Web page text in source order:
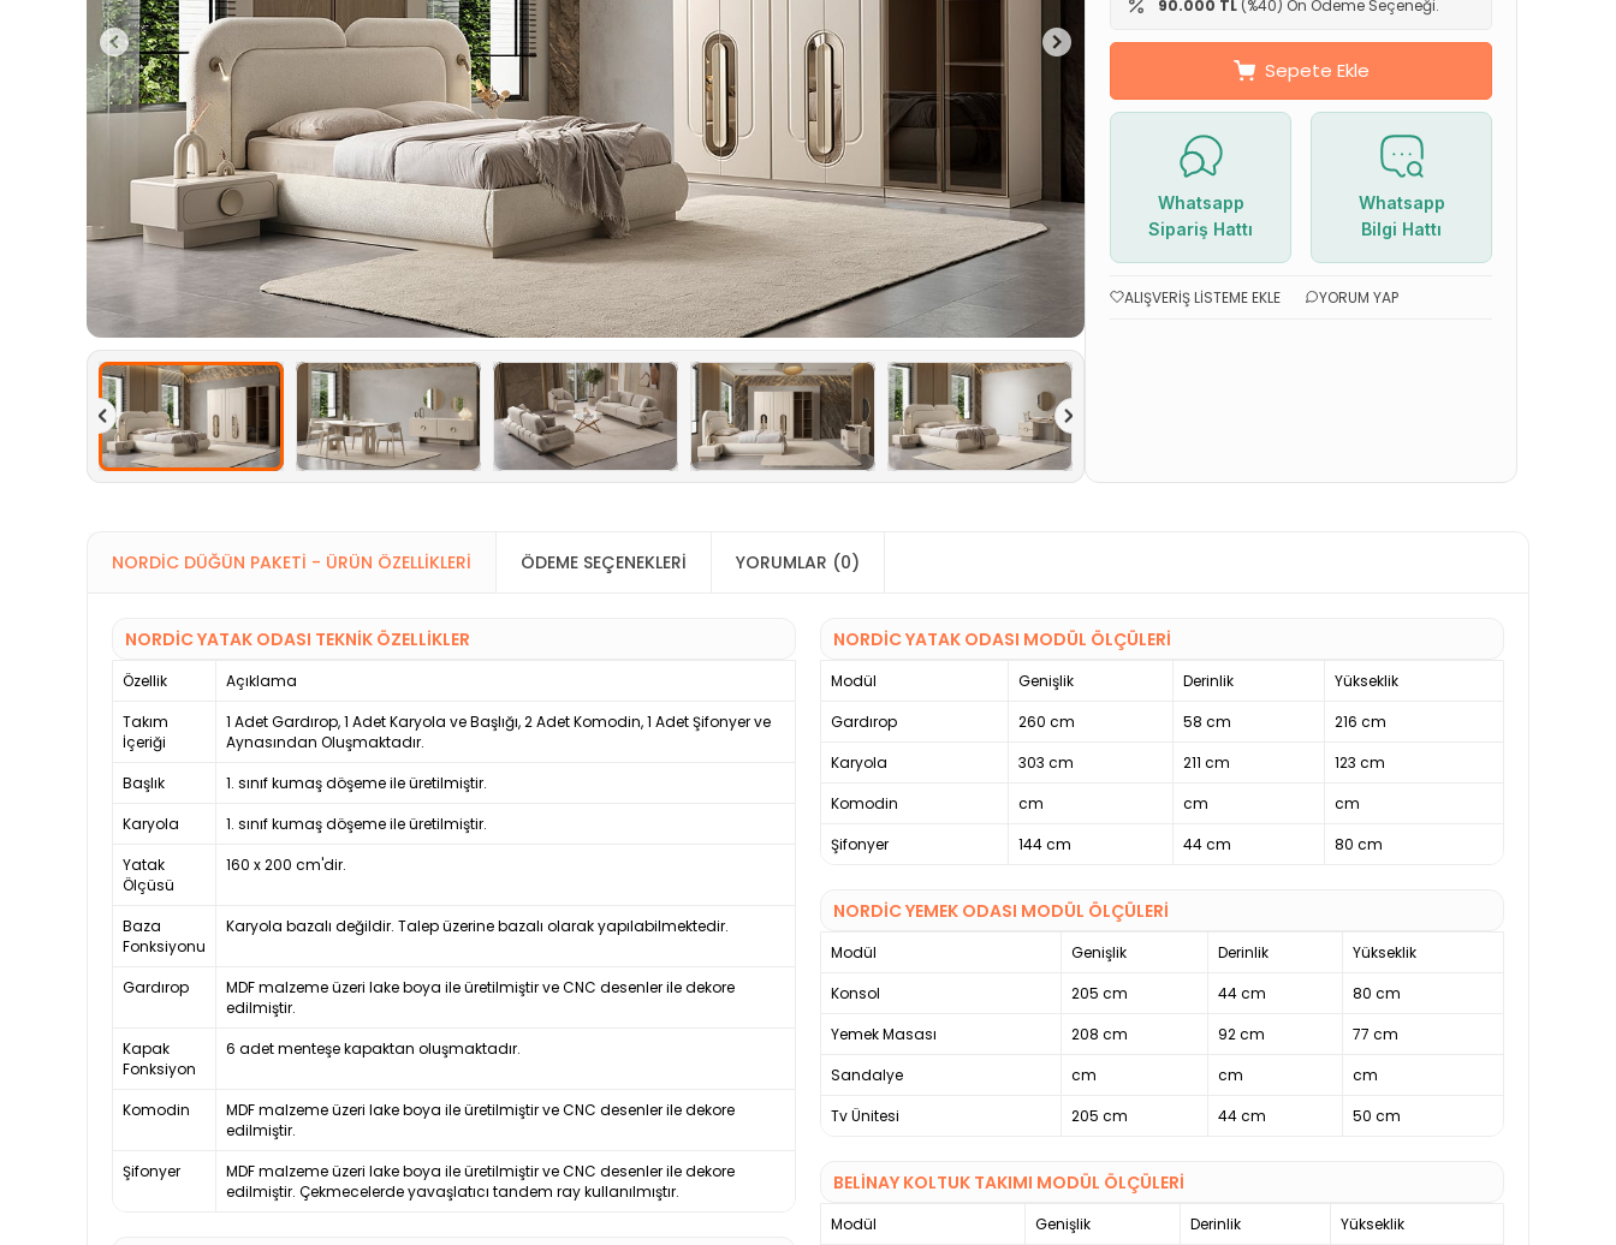
90.000 TL (%40) Ön Ödeme Seçeneği.
Sepete Ekle
Whatsapp
Sipariş Hattı
Whatsapp
Bilgi Hattı
ALIŞVERIŞ LISTEME EKLE YORUM YAP
NORDIC DÜĞÜN PAKETI - ÜRÜN ÖZELLIKLERI ÖDEME SEÇENEKLERI YORUMLAR (0)
NORDIC YATAK ODASI TEKNİK ÖZELLİKLER
Özellik
Açıklama
Takım
İçeriği
1 Adet Gardırop, 1 Adet Karyola ve Başlığı, 2 Adet Komodin, 1 Adet Şifonyer ve
Aynasından Oluşmaktadır.
Başlık
1. sınıf kumaş döşeme ile üretilmiştir.
Karyola
1. sınıf kumaş döşeme ile üretilmiştir.
Yatak
Ölçüsü
160 x 200 cm'dir.
Baza
Fonksiyonu
Karyola bazalı değildir. Talep üzerine bazalı olarak yapılabilmektedir.
Gardırop
MDF malzeme üzeri lake boya ile üretilmiştir ve CNC desenler ile dekore
edilmiştir.
Kapak
Fonksiyon
6 adet menteşe kapaktan oluşmaktadır.
Komodin
MDF malzeme üzeri lake boya ile üretilmiştir ve CNC desenler ile dekore
edilmiştir.
Şifonyer
MDF malzeme üzeri lake boya ile üretilmiştir ve CNC desenler ile dekore
edilmiştir. Çekmecelerde yavaşlatıcı tandem ray kullanılmıştır.
NORDIC YATAK ODASI MODÜL ÖLÇÜLERİ
Modül Genişlik Derinlik
Yükseklik
Gardırop
260 cm 58 cm
216 cm
Karyola
303 cm 211 cm
123 cm
Komodin
cm cm
cm
Şifonyer
144 cm 44 cm 80 cm
NORDIC YEMEK ODASI MODÜL ÖLÇÜLERİ
Modül Genişlik Derinlik
Yükseklik
Konsol
205 cm 44 cm
80 cm
Yemek Masası
208 cm 92 cm
77 cm
Sandalye
cm cm
cm
Tv Ünitesi
205 cm 44 cm 50 cm
BELINAY KOLTUK TAKIMI MODÜL ÖLÇÜLERİ
Modül Genişlik Derinlik
Yükseklik